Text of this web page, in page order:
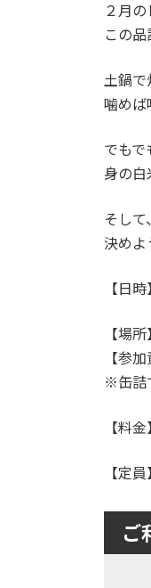
２月
この
土鍋で
噛めば
でもで
身の白
そして
決めよ
【日
【場
【参
※缶詰
【料
【定
ご